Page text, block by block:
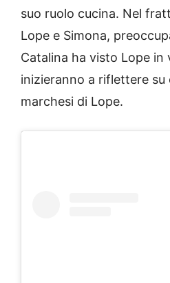
suo ruolo cucina. Nel
Lope e Simona,
Catalina ha visto Lope in
inizieranno a riflettere su
marchesi di Lope.